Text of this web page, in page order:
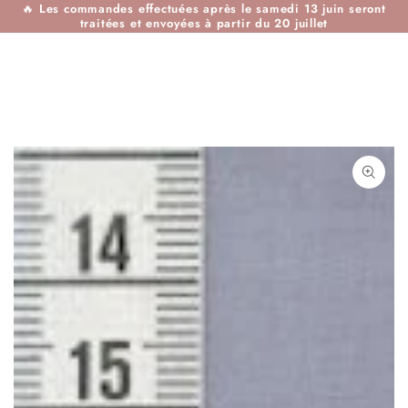
IGNORER LE
CONTENU
🔥 Les commandes effectuées après le samedi 13 juin seront
traitées et envoyées à partir du 20 juillet
IGNORER LES
INFORMATIONS SUR